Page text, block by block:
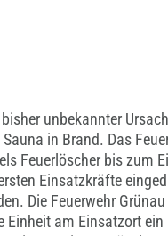
unbekannter
Sauna in Brand. Das
Feuerlöscher bis zum
Einsatzkräfte
Die Feuerwehr
Einheit am Einsatzort ein